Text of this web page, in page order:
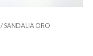
/ SANDALIA ORO